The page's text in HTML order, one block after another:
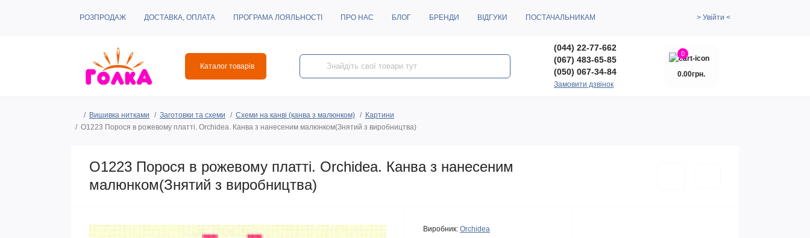
РОЗПРОДАЖ ДОСТАВКА, ОПЛАТА ПРОГРАМА ЛОЯЛЬНОСТІ ПРО НАС БЛОГ БРЕНДИ ВІДГУКИ ПОСТАЧАЛЬНИКАМ > Увійти <
Каталог товарів
(044) 22-77-662
(067) 483-65-85
(050) 067-34-84
Замовити дзвінок
0
0.00грн.
Вишивка нитками Заготовки та схеми Схеми на канві (канва з малюнком)
Картини
O1223 Порося в рожевому платті. Orchidea. Канва з нанесеним малюнком(Знятий з виробництва)
O1223 Порося в рожевому платті. Orchidea. Канва з нанесеним
малюнком(Знятий з виробництва)
Виробник: Orchidea